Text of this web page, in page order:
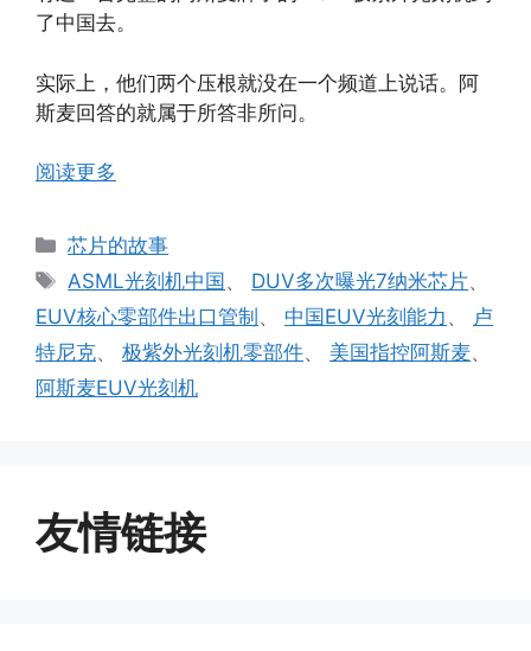
了中国去。
实际上，他们两个压根就没在一个频道上说话。阿
斯麦回答的就属于所答非所问。
阅读更多
分
类
芯片的故事
标
签
ASML光刻机中国 、 DUV多次曝光7纳米芯片、
EUV核心零部件出口管制 、 中国EUV光刻能力 、 卢
特尼克、 极紫外光刻机零部件、 美国指控阿斯麦、
阿斯麦EUV光刻机
友情链接